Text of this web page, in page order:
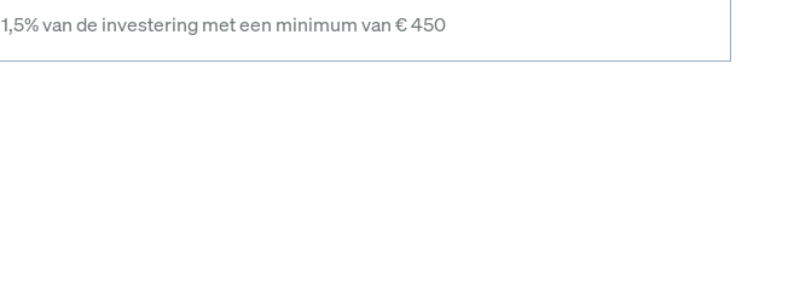
1,5% van de investering met een minimum van € 450